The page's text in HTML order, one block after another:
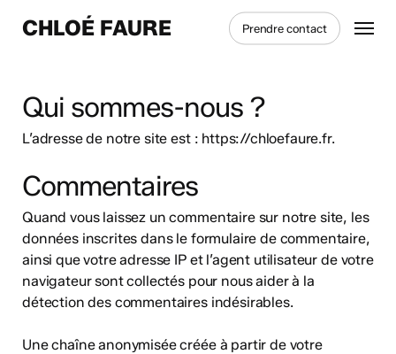
CHLOÉ FAURE Prendre contact Menu
Qui sommes-nous ?
L’adresse de notre site est : https://chloefaure.fr.
Commentaires
Quand vous laissez un commentaire sur notre site, les
données inscrites dans le formulaire de commentaire,
ainsi que votre adresse IP et l’agent utilisateur de votre
navigateur sont collectés pour nous aider à la
détection des commentaires indésirables.
Une chaîne anonymisée créée à partir de votre